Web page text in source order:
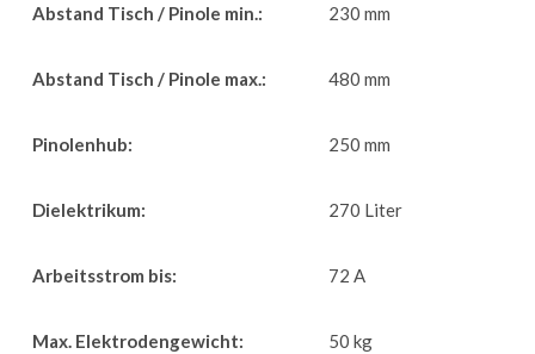
Abstand Tisch / Pinole min.: 230 mm
Abstand Tisch / Pinole max.: 480 mm
Pinolenhub: 250 mm
Dielektrikum: 270 Liter
Arbeitsstrom bis: 72 A
Max. Elektrodengewicht: 50 kg